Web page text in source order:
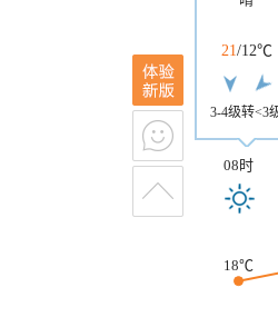
21/12℃
3-4级转<3
08时
18℃